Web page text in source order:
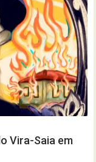
Vira-Saia em